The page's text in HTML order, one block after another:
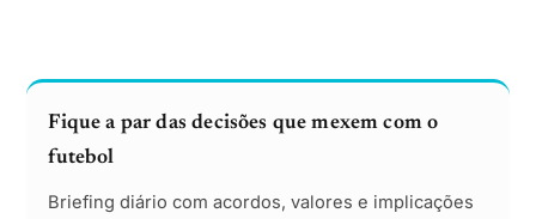
Fique a par das decisões que mexem com o
futebol
Briefing diário com acordos, valores e implicações